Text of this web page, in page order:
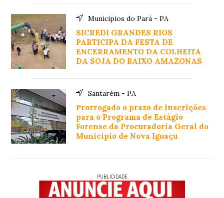
Municipios do Pará - PA
SICREDI GRANDES RIOS
PARTICIPA DA FESTA DE
ENCERRAMENTO DA COLHEITA
DA SOJA DO BAIXO AMAZONAS
Santarém - PA
Prorrogado o prazo de inscrições
para o Programa de Estágio
Forense da Procuradoria Geral do
Município de Nova Iguaçu
PUBLICIDADE